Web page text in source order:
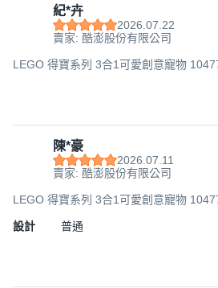
紀*卉
2026.07.22
賣家: 酷澎股份有限公司
LEGO 得寶系列 3合1可愛創意寵物
陳*豪
2026.07.11
賣家: 酷澎股份有限公司
LEGO 得寶系列 3合1可愛創意寵物
設計 普通